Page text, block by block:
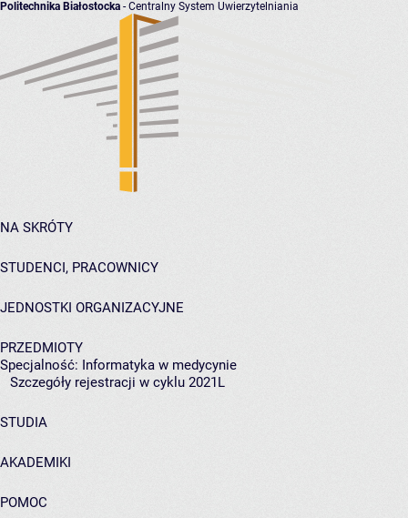
Politechnika Białostocka - Centralny System Uwierzytelniania
NA SKRÓTY
STUDENCI, PRACOWNICY
JEDNOSTKI ORGANIZACYJNE
PRZEDMIOTY
Specjalność: Informatyka w medycynie
Szczegóły rejestracji w cyklu 2021L
STUDIA
AKADEMIKI
POMOC